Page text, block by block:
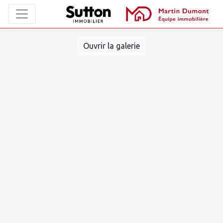
Ouvrir la galerie